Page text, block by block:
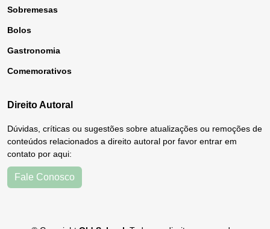
Sobremesas
Bolos
Gastronomia
Comemorativos
Direito Autoral
Dúvidas, críticas ou sugestões sobre atualizações ou remoções de
conteúdos relacionados a direito autoral por favor entrar em
contato por aqui:
Fale Conosco